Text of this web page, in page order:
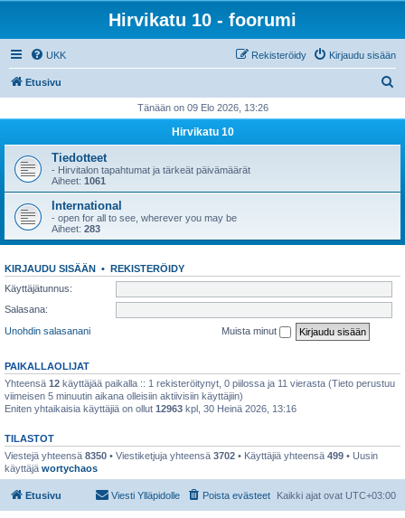
Hirvikatu 10 - foorumi
UKK Kirjaudu sisään
Rekisteröidy
Etusivu
i
Tänään on 09 Elo 2026, 13:26
Hirvikatu 10
Tiedotteet
- Hirvitalon tapahtumat ja tärkeät päivämäärät
Aiheet: 1061
International
- open for all to see, wherever you may be
Aiheet: 283
KIRJAUDU SISÄÄN • REKISTERÖIDY
Käyttäjätunnus:
Salasana:
Unohdin salasanani
Muista minut
PAIKALLAOLIJAT
Yhteensä 12 käyttäjää paikalla :: 1 rekisteröitynyt, 0 piilossa ja 11 vierasta (Tieto perustuu
viimeisen 5 minuutin aikana olleisiin aktiivisiin käyttäjiin)
Eniten yhtaikaisia käyttäjiä on ollut 12963 kpl, 30 Heinä 2026, 13:16
TILASTOT
Viestejä yhteensä 8350 • Viestiketjuja yhteensä 3702 • Käyttäjiä yhteensä 499 • Uusin
käyttäjä wortychaos
Etusivu Kaikki ajat ovat UTC+03:00
Poista evästeet
Viesti Ylläpidolle